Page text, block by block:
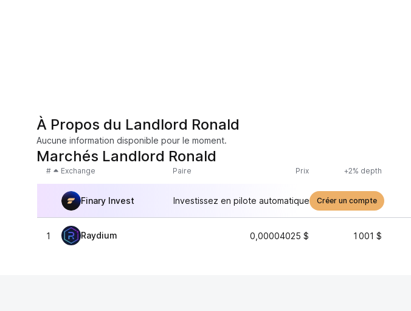
À Propos du Landlord Ronald
Aucune information disponible pour le moment.
Marchés Landlord Ronald
# Exchange Paire Prix +2% depth
Finary Invest Investissez en pilote automatique Créer un compte
1 Raydium 0,00004025 $ 1 001 $